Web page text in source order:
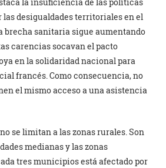
desigualdades territoriales en el
brecha sanitaria sigue aumentando
carencias socavan el pacto
en la solidaridad nacional para
francés. Como consecuencia, no
el mismo acceso a una asistencia
se limitan a las zonas rurales. Son
medianas y las zonas
tres municipios está afectado por